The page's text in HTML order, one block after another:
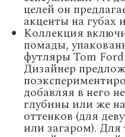
целей он
акценты на губах
Коллекция
помады,
футляры Tom
Дизайнер
добавляя в него
глубины или же
оттенков (для
или загаром). Для